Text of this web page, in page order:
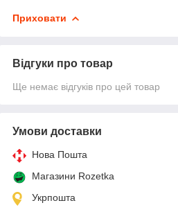
Приховати
Відгуки про товар
Ще немає відгуків про цей товар
Умови доставки
Нова Пошта
Магазини Rozetka
Укрпошта